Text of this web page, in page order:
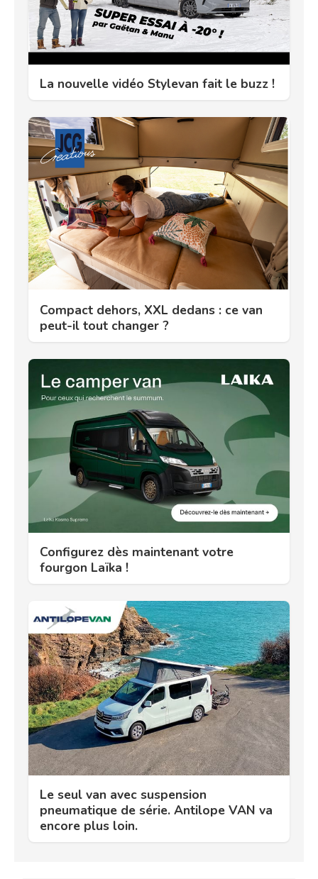
La nouvelle vidéo Stylevan fait le buzz !
Compact dehors, XXL dedans : ce van
peut-il tout changer ?
Configurez dès maintenant votre
fourgon Laïka !
Le seul van avec suspension
pneumatique de série. Antilope VAN va
encore plus loin.